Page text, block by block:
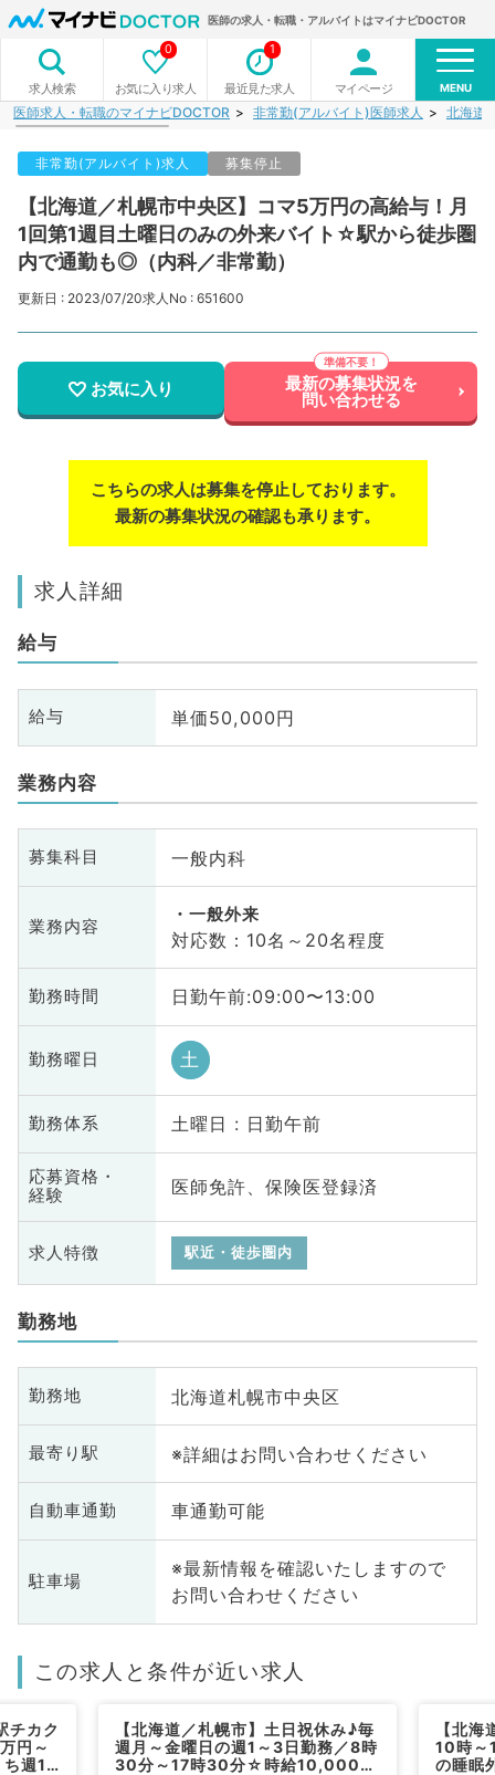
医師の求人・転職・アルバイトはマイナビDOCTOR
求人検索 お気に入り求人
0
最近見た求人
1
マイページ MENU
医師求人・転職のマイナビDOCTOR 非常勤(アルバイト)医師求人 北海道
非常勤(アルバイト)求人 募集停止
【北海道／札幌市中央区】コマ5万円の高給与！月
1回第1週目土曜日のみの外来バイト☆駅から徒歩圏
内で通勤も◎（内科／非常勤）
更新日 : 2023/07/20求人No : 651600
お気に入り 最新の募集状況を
問い合わせる
こちらの求人は募集を停止しております。
最新の募集状況の確認も承ります。
求人詳細
給与
給与 単価50,000円
業務内容
募集科目 一般内科
業務内容
一般外来
対応数：10名～20名程度
勤務時間 日勤午前:09:00〜13:00
勤務曜日 土
勤務体系 土曜日 : 日勤午前
応募資格・
経験
医師免許、保険医登録済
求人特徴 駅近・徒歩圏内
勤務地
勤務地 北海道札幌市中央区
最寄り駅 ※詳細はお問い合わせください
自動車通勤 車通勤可能
駐車場
※最新情報を確認いたしますので
お問い合わせください
この求人と条件が近い求人
チカク
円～
週1
【北海道／札幌市】土日祝休み♪毎
週月～金曜日の週1～3日勤務／8時
30分～17時30分☆時給10,000円
【北
10時～
の睡眠